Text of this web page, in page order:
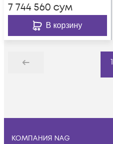
7 744 560 сум
В корзину
Назад
1
КОМПАНИЯ NAG